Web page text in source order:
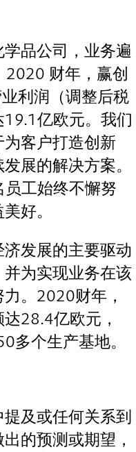
品公司，业务遍
财年，赢创
利润（调整后税
亿欧元。我们
客户打造创新
展的解决方案。
工始终不懈努
好。
发展的主要驱动
为实现业务在该
。2020财年，
28.4亿欧元，
多个生产基地。
及或任何关系到
的预测或期望，